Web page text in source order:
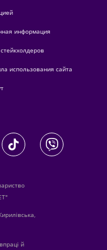
информация
использования сайта
й